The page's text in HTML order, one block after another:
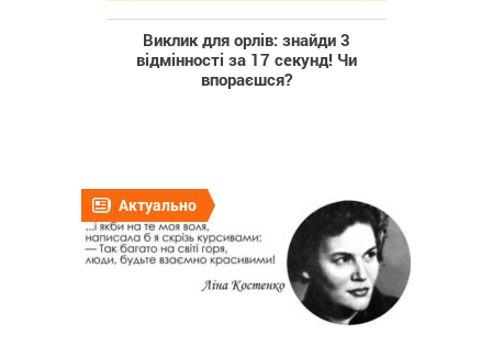
Виклик для орлів: знайди 3
відмінності за 17 секунд! Чи
впораєшся?
Актуально